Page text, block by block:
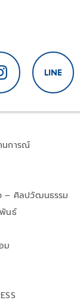
นการณ์
– ศิลปวัฒนธรรม
นธ์
ม